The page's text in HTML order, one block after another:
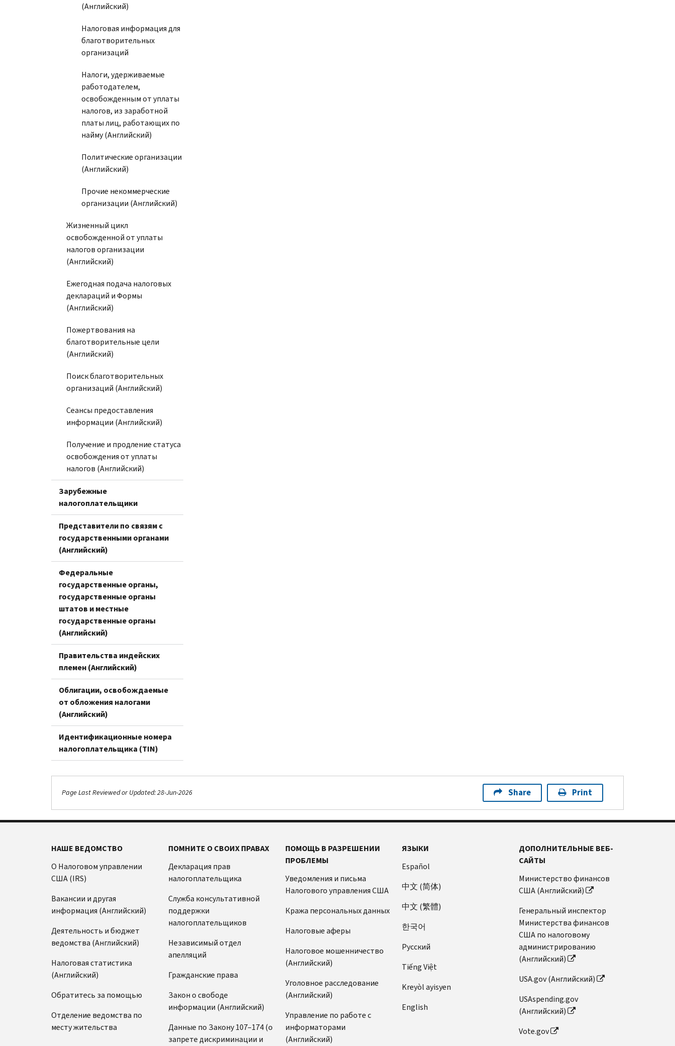
(Английский)
Налоговая информация для
благотворительных
организаций
Налоги, удерживаемые
работодателем,
освобожденным от уплаты
налогов, из заработной
платы лиц, работающих по
найму (Английский)
Политические организации
(Английский)
Прочие некоммерческие
организации (Английский)
Жизненный цикл
освобожденной от уплаты
налогов организации
(Английский)
Ежегодная подача налоговых
деклараций и Формы
(Английский)
Пожертвования на
благотворительные цели
(Английский)
Поиск благотворительных
организаций (Английский)
Сеансы предоставления
информации (Английский)
Получение и продление статуса
освобождения от уплаты
налогов (Английский)
Зарубежные
налогоплательщики
Представители по связям с
государственными органами
(Английский)
Федеральные
государственные органы,
государственные органы
штатов и местные
государственные органы
(Английский)
Правительства индейских
племен (Английский)
Облигации, освобождаемые
от обложения налогами
(Английский)
Идентификационные номера
налогоплательщика (TIN)
Page Last Reviewed or Updated: 28-Jun-2026 Share Print
НАШЕ ВЕДОМСТВО
О Налоговом управлении
США (IRS)
Вакансии и другая
информация (Английский)
Деятельность и бюджет
ведомства (Английский)
Налоговая статистика
(Английский)
Обратитесь за помощью
Отделение ведомства по
месту жительства
ПОМНИТЕ О СВОИХ ПРАВАХ
Декларация прав
налогоплательщика
Служба консультативной
поддержки
налогоплательщиков
Независимый отдел
апелляций
Гражданские права
Закон о свободе
информации (Английский)
Данные по Закону 107–174 (о
запрете дискриминации и
ПОМОЩЬ В РАЗРЕШЕНИИ
ПРОБЛЕМЫ
Уведомления и письма
Налогового управления США
Кража персональных данных
Налоговые аферы
Налоговое мошенничество
(Английский)
Уголовное расследование
(Английский)
Управление по работе с
информаторами
(Английский)
ЯЗЫКИ
Español
中文 (简体)
中文 (繁體)
한국어
Pусский
Tiếng Việt
Kreyòl ayisyen
English
ДОПОЛНИТЕЛЬНЫЕ ВЕБ-
САЙТЫ
Министерство финансов
США (Английский)
Генеральный инспектор
Министерства финансов
США по налоговому
администрированию
(Английский)
USA.gov (Английский)
USAspending.gov
(Английский)
Vote.gov